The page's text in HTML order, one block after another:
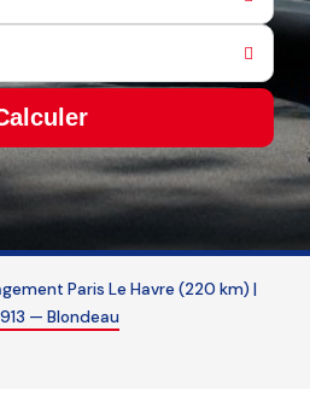
Paris Le Havre (220 km) |
— Blondeau